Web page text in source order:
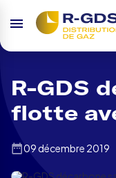
R-GDS
flotte
09 décembre 2019